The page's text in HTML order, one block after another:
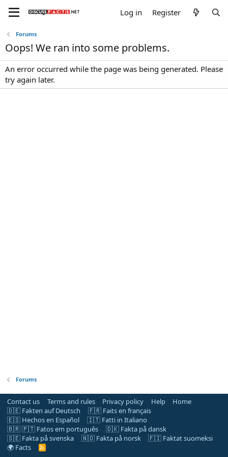
Log in Register
Forums
Oops! We ran into some problems.
An error occurred while the page was being generated. Please
try again later.
Forums
Contact us Terms and rules Privacy policy Help
Home
🇩🇪 Fakten auf Deutsch
🇫🇷 Faits en français
🇪🇸 Hechos en Español
🇮🇹 Fatti in Italiano
🇧🇷 🇵🇹 Fatos em português
🇩🇰 Fakta på dansk
🇸🇪 Fakta på svenska
🇳🇴 Fakta på norsk
🇫🇮 Faktat suomeksi
🌍 Facts
R